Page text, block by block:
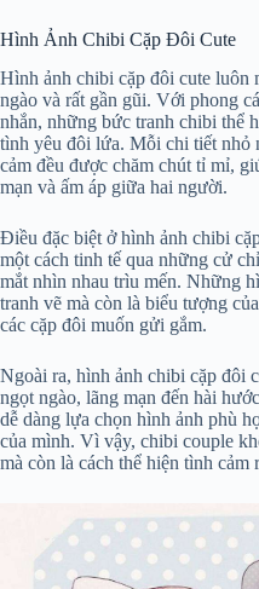
Hình Ảnh Chibi Cặp Đôi Cute
Hình ảnh chibi cặp đôi cute luôn
ngào và rất gần gũi. Với phong
nhắn, những bức tranh chibi thể
tình yêu đôi lứa. Mỗi chi tiết nhỏ
cảm đều được chăm chút tỉ mỉ,
mạn và ấm áp giữa hai người.
Điều đặc biệt ở hình ảnh chibi
một cách tinh tế qua những cử
mắt nhìn nhau trìu mến. Những
tranh vẽ mà còn là biểu tượng
các cặp đôi muốn gửi gắm.
Ngoài ra, hình ảnh chibi cặp đôi
ngọt ngào, lãng mạn đến hài
dễ dàng lựa chọn hình ảnh phù
của mình. Vì vậy, chibi couple
mà còn là cách thể hiện tình cảm